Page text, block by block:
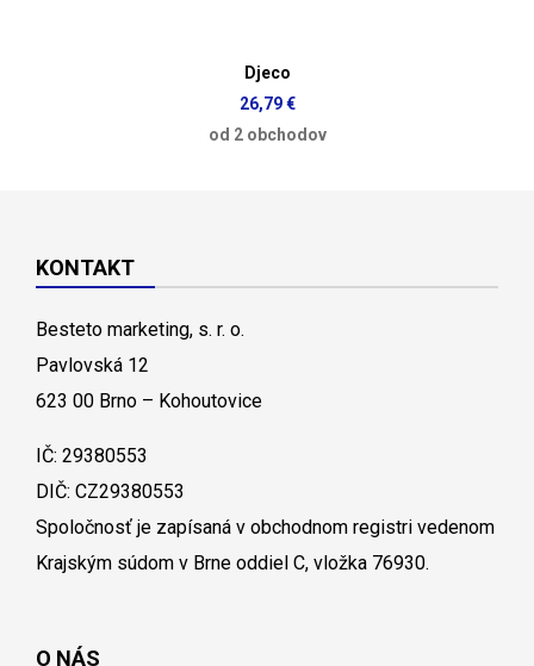
Djeco
26,79 €
od 2 obchodov
KONTAKT
Besteto marketing, s. r. o.
Pavlovská 12
623 00 Brno – Kohoutovice
IČ: 29380553
DIČ: CZ29380553
Spoločnosť je zapísaná v obchodnom registri vedenom
Krajským súdom v Brne oddiel C, vložka 76930.
O NÁS